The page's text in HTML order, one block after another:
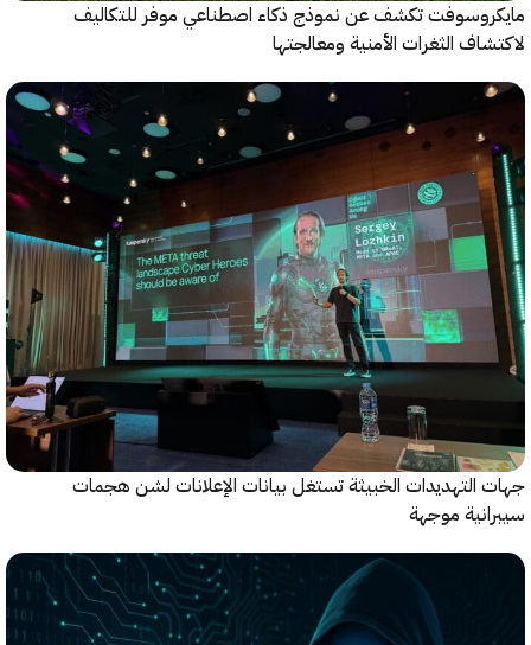
تكشف عن نموذج ذكاء اصطناعي موفر للتكاليف
الثغرات الأمنية ومعالجتها
الخبيثة تستغل بيانات الإعلانات لشن هجمات
موجهة